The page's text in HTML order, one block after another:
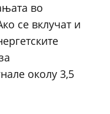
во
се вклучат и
околу 3,5